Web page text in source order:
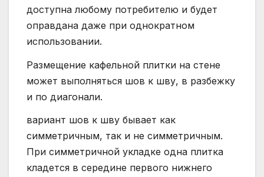
доступна любому потребителю и будет
оправдана даже при однократном
использовании.
Размещение кафельной плитки на стене
может выполняться шов к шву, в разбежку
и по диагонали.
вариант шов к шву бывает как
симметричным, так и не симметричным.
При симметричной укладке одна плитка
кладется в середине первого нижнего